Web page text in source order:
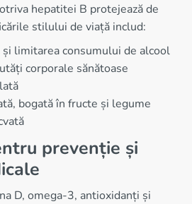
hepatitei B protejează de
stilului de viață includ:
limitarea consumului de alcool
corporale sănătoase
bogată în fructe și legume
prevenție și
D, omega-3, antioxidanți și